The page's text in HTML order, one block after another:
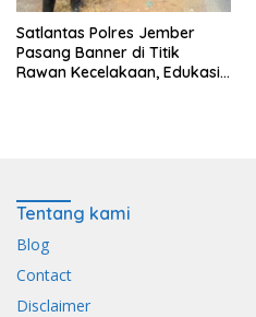
Satlantas Polres Jember
Pasang Banner di Titik
Rawan Kecelakaan, Edukasi
Tentang kami
Blog
Contact
Disclaimer